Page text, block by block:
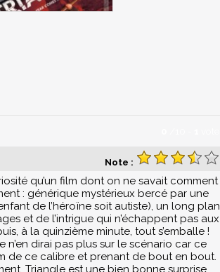
Note :
qu’un film dont on ne savait comment
: générique mystérieux bercé par une
de l’héroïne soit autiste), un long plan
et de l’intrigue qui n’échappent pas aux
à la quinzième minute, tout s’emballe !
n’en dirai pas plus sur le scénario car ce
de ce calibre et prenant de bout en bout.
Triangle est une bien bonne surprise